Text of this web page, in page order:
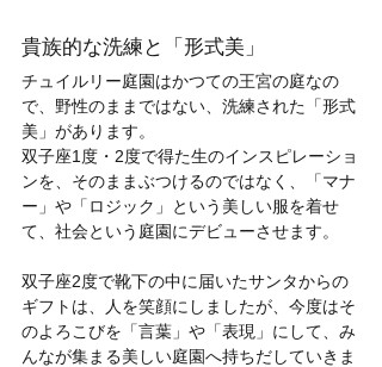
貴族的な洗練と「形式美」
チュイルリー庭園はかつての王宮の庭なの
で、野性のままではない、洗練された「形式
美」があります。
双子座1度・2度で得た生のインスピレーショ
ンを、そのままぶつけるのではなく、「マナ
ー」や「ロジック」という美しい服を着せ
て、社会という庭園にデビューさせます。
双子座2度で靴下の中に届いたサンタからの
ギフトは、人を笑顔にしましたが、今度はそ
のよろこびを「言葉」や「表現」にして、み
んなが集まる美しい庭園へ持ちだしていきま